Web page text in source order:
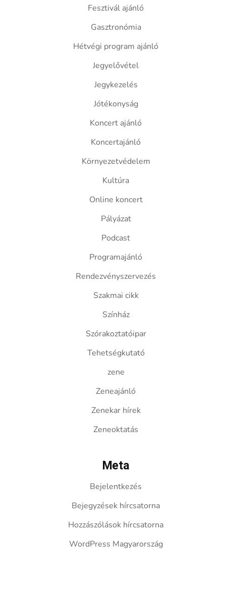
Fesztivál ajánló
Gasztronómia
Hétvégi program ajánló
Jegyelővétel
Jegykezelés
Jótékonyság
Koncert ajánló
Koncertajánló
Környezetvédelem
Kultúra
Online koncert
Pályázat
Podcast
Programajánló
Rendezvényszervezés
Szakmai cikk
Színház
Szórakoztatóipar
Tehetségkutató
zene
Zeneajánló
Zenekar hírek
Zeneoktatás
Meta
Bejelentkezés
Bejegyzések hírcsatorna
Hozzászólások hírcsatorna
WordPress Magyarország